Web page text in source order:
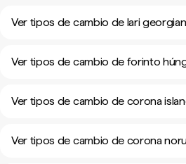
Ver tipos de cambio de lari
Ver tipos de cambio de forinto
Ver tipos de cambio de corona
Ver tipos de cambio de corona